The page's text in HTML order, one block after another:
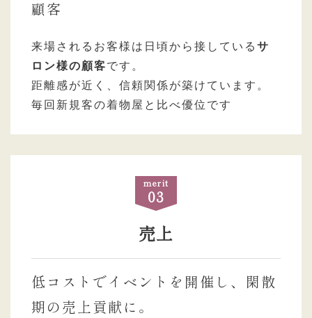
顧客
来場されるお客様は日頃から接しているサ
ロン様の顧客です。
距離感が近く、信頼関係が築けています。
毎回新規客の着物屋と比べ優位です
merit
03
売上
低コストでイベントを開催し、閑散
期の売上貢献に。